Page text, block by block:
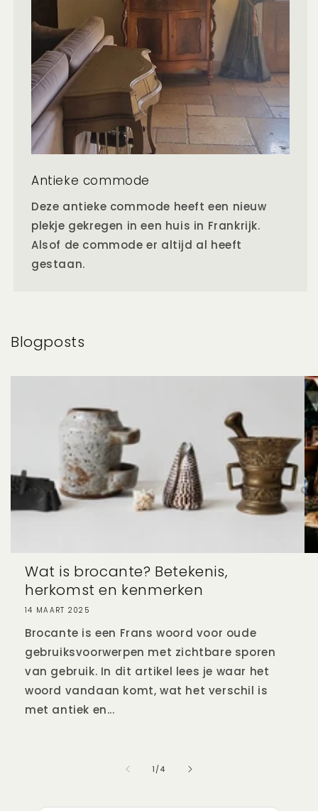
Antieke commode
Deze antieke commode heeft een nieuw
plekje gekregen in een huis in Frankrijk.
Alsof de commode er altijd al heeft
gestaan.
Blogposts
Wat is brocante? Betekenis,
herkomst en kenmerken
14 MAART 2025
Brocante is een Frans woord voor oude
gebruiksvoorwerpen met zichtbare sporen
van gebruik. In dit artikel lees je waar het
woord vandaan komt, wat het verschil is
met antiek en...
1 /van
4